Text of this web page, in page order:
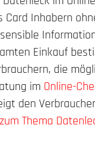
Inhabern
Einkauf
die
im Online-
den
Thema